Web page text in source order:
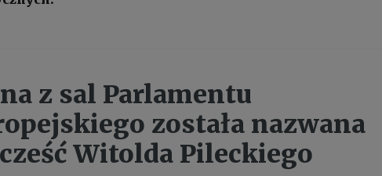
z sal Parlamentu
została nazwana
Witolda Pileckiego